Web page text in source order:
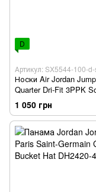
D
Артикул: SX5544-100-
Носки Air Jordan
Quarter Dri-Fit 3PPK
SX5544-100
1 050 грн